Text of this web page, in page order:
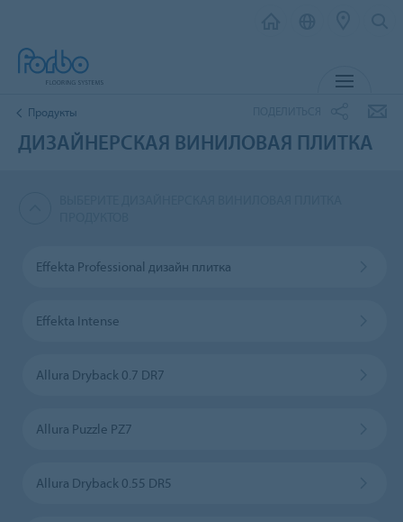
Продукты
ДИЗАЙНЕРСКАЯ ВИНИЛОВАЯ ПЛИТКА
Effekta Professional дизайн плитка
Effekta Intense
Allura Dryback 0.7 DR7
Allura Puzzle PZ7
Allura Dryback 0.55 DR5